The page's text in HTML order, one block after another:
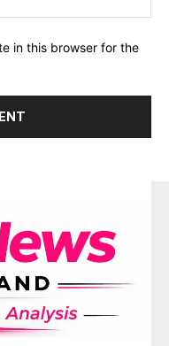
in this browser for the